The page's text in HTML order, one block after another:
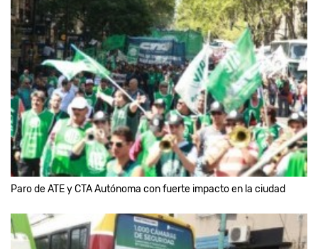
Paro de ATE y CTA Autónoma con fuerte impacto en la ciudad